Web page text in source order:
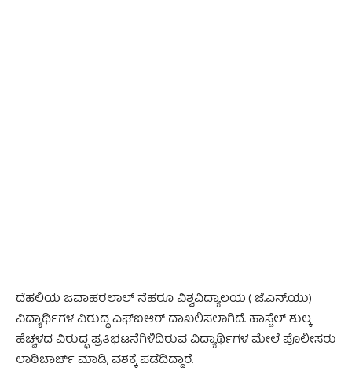
ದೆಹಲಿಯ ಜವಾಹರಲಾಲ್ ನೆಹರೂ ವಿಶ್ವವಿದ್ಯಾಲಯ ( ಜೆ.ಎನ್.ಯು)
ವಿದ್ಯಾರ್ಥಿಗಳ ವಿರುದ್ಧ ಎಫ್ಐಆರ್ ದಾಖಲಿಸಲಾಗಿದೆ. ಹಾಸ್ಟೆಲ್ ಶುಲ್ಕ
ಹೆಚ್ಚಳದ ವಿರುದ್ಧ ಪ್ರತಿಭಟನೆಗಿಳಿದಿರುವ ವಿದ್ಯಾರ್ಥಿಗಳ ಮೇಲೆ ಪೊಲೀಸರು
ಲಾಠಿಚಾರ್ಜ್ ಮಾಡಿ, ವಶಕ್ಕೆ ಪಡೆದಿದ್ದಾರೆ.